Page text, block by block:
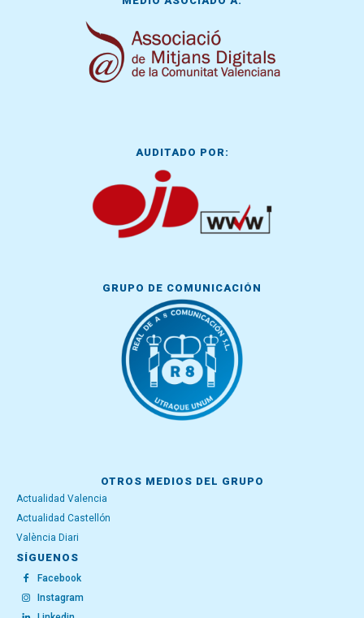
AUDITADO POR:
GRUPO DE COMUNICACIÓN
OTROS MEDIOS DEL GRUPO
Actualidad Valencia
Actualidad Castellón
València Diari
SÍGUENOS
Facebook
Instagram